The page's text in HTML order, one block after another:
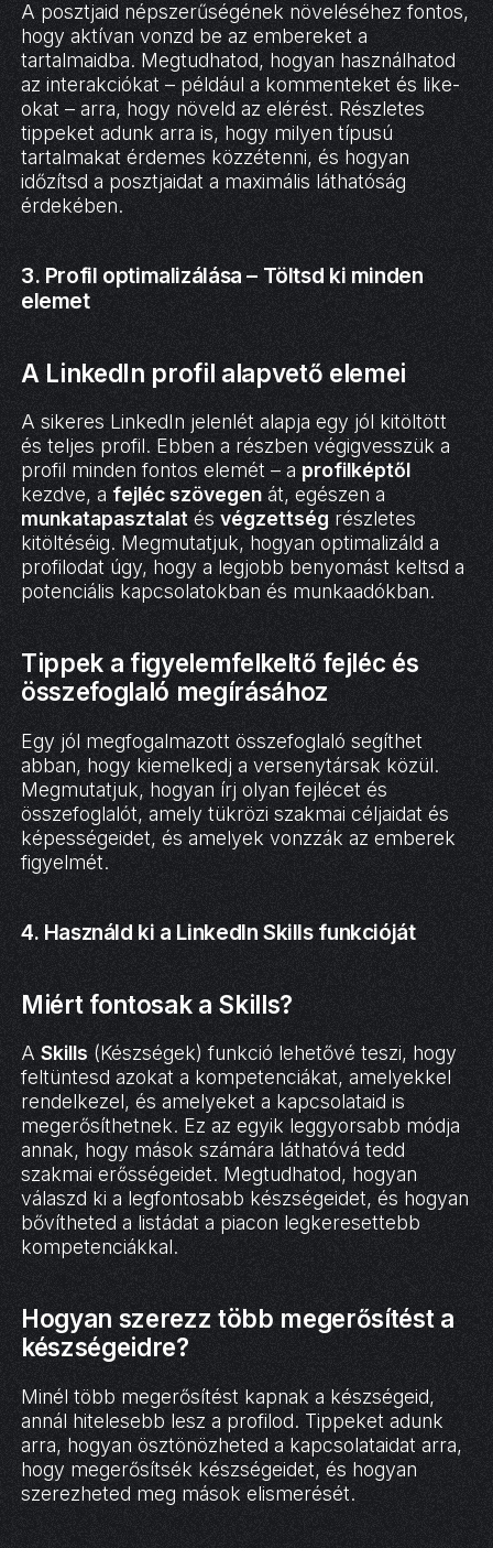
A posztjaid népszerűségének növeléséhez fontos,
hogy aktívan vonzd be az embereket a
tartalmaidba. Megtudhatod, hogyan használhatod
az interakciókat – például a kommenteket és like-
okat – arra, hogy növeld az elérést. Részletes
tippeket adunk arra is, hogy milyen típusú
tartalmakat érdemes közzétenni, és hogyan
időzítsd a posztjaidat a maximális láthatóság
érdekében.
3. Profil optimalizálása – Töltsd ki minden
elemet
A LinkedIn profil alapvető elemei
A sikeres LinkedIn jelenlét alapja egy jól kitöltött
és teljes profil. Ebben a részben végigvesszük a
profil minden fontos elemét – a profilképtől
kezdve, a fejléc szövegenát, egészen a
munkatapasztalatés végzettség részletes
kitöltéséig. Megmutatjuk, hogyan optimalizáld a
profilodat úgy, hogy a legjobb benyomást keltsd a
potenciális kapcsolatokban és munkaadókban.
Tippek a figyelemfelkeltő fejléc és
összefoglaló megírásához
Egy jól megfogalmazott összefoglaló segíthet
abban, hogy kiemelkedj a versenytársak közül.
Megmutatjuk, hogyan írj olyan fejlécet és
összefoglalót, amely tükrözi szakmai céljaidat és
képességeidet, és amelyek vonzzák az emberek
figyelmét.
4. Használd ki a LinkedIn Skills funkcióját
Miért fontosak a Skills?
A Skills (Készségek) funkció lehetővé teszi, hogy
feltüntesd azokat a kompetenciákat, amelyekkel
rendelkezel, és amelyeket a kapcsolataid is
megerősíthetnek. Ez az egyik leggyorsabb módja
annak, hogy mások számára láthatóvá tedd
szakmai erősségeidet. Megtudhatod, hogyan
válaszd ki a legfontosabb készségeidet, és hogyan
bővítheted a listádat a piacon legkeresettebb
kompetenciákkal.
Hogyan szerezz több megerősítést a
készségeidre?
Minél több megerősítést kapnak a készségeid,
annál hitelesebb lesz a profilod. Tippeket adunk
arra, hogyan ösztönözheted a kapcsolataidat arra,
hogy megerősítsék készségeidet, és hogyan
szerezheted meg mások elismerését.